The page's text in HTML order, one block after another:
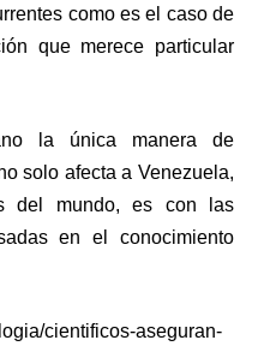
como es el caso de
que merece particular
la única manera de
solo afecta a Venezuela,
del mundo, es con las
en el conocimiento
cientificos-aseguran-